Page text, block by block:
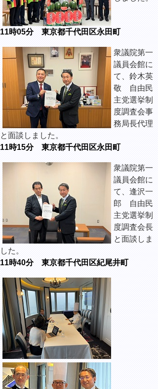
11時05分 東京都千代田区永田町
衆議院第一
議員会館に
て、鈴木英
敬 自由民
主党選挙制
度調査会事
務局長代理
と面談しました。
11時15分 東京都千代田区永田町
衆議院第一
議員会館に
て、逢沢一
郎 自由民
主党選挙制
度調査会長
と面談しま
した。
11時40分 東京都千代田区紀尾井町